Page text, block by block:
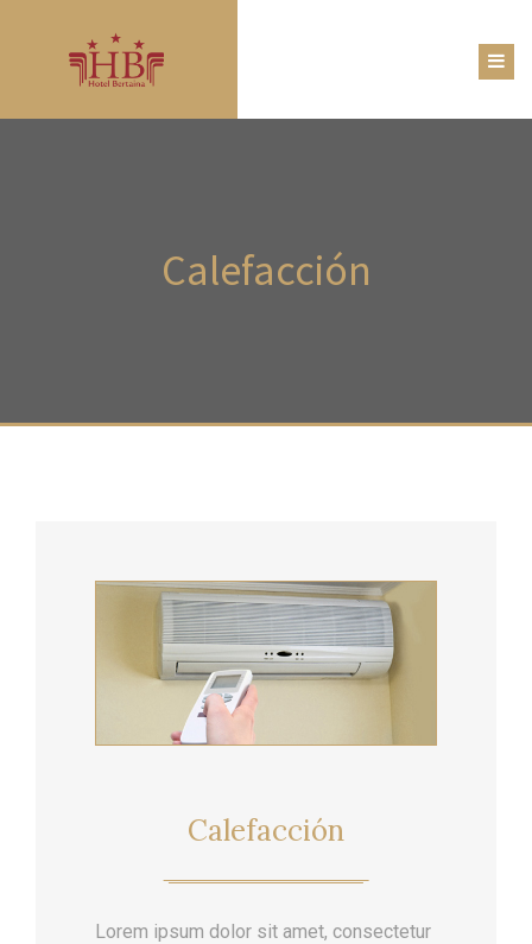
Calefacción
Calefacción
Lorem ipsum dolor sit amet, consectetur